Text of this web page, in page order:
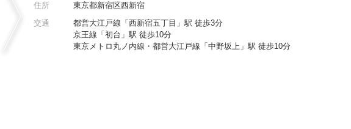
住所
東京都新宿区西新宿
交通
都営大江戸線「西新宿五丁目」駅 徒歩3分
京王線「初台」駅 徒歩10分
東京メトロ丸ノ内線・都営大江戸線「中野坂上」駅 徒歩10分